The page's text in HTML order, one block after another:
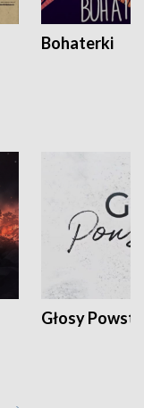
Bohaterki
Głosy